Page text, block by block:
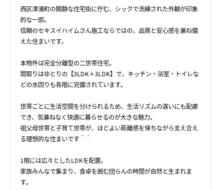
西区津浦町の閑静な住宅街に佇む、シックで洗練された外観が印象
的な一邸。
信頼のセキスイハイムさん施工ならではの、品質と安心感を兼ね備
えた住まいです。
本物件は完全分離型の二世帯住宅。
間取りはゆとりの【3LDK＋3LDK】で、キッチン・浴室・トイレな
どの水回りも各階に完備されています。
世帯ごとに生活空間を分けられるため、生活リズムの違いにも配慮
でき、気兼ねなく快適に暮らせるのが大きな魅力。
祖父母世帯と子育て世帯が、ほどよい距離感を保ちながら支え合え
る理想的な住まいです＾＾
1階には広々としたLDKを配置。
家族みんなで集まり、食卓を囲む団らんの時間が自然と生まれま
す。